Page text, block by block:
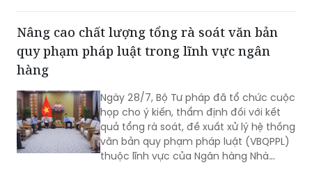
pháp luật, đáp ứng yêu cầu đổi mới
công tác xây dựng và thi hành pháp
Nâng cao chất lượng tổng rà soát văn bản
quy phạm pháp luật trong lĩnh vực ngân
hàng
Ngày 28/7, Bộ Tư pháp đã tổ chức cuộc
họp cho ý kiến, thẩm định đối với kết
quả tổng rà soát, đề xuất xử lý hệ thống
văn bản quy phạm pháp luật (VBQPPL)
thuộc lĩnh vực của Ngân hàng Nhà